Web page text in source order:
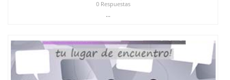
0 Respuestas
...